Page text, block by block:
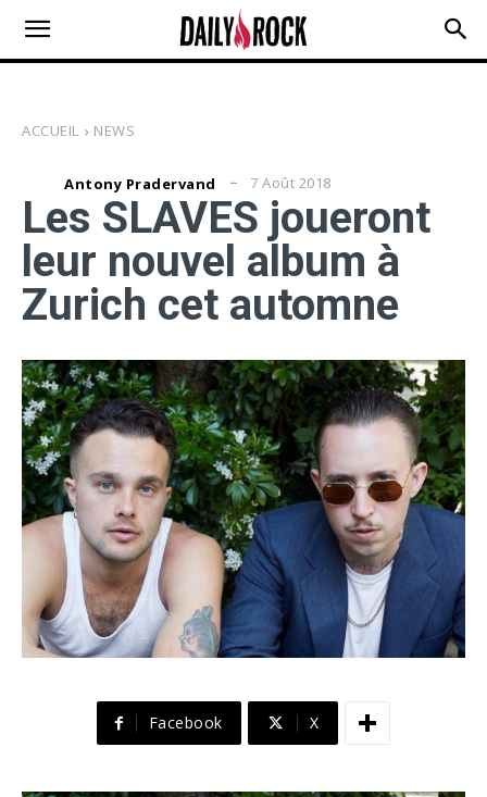
ACCUEIL NEWS
Antony Pradervand 7 Août 2018
Les SLAVES joueront
leur nouvel album à
Zurich cet automne
Facebook X